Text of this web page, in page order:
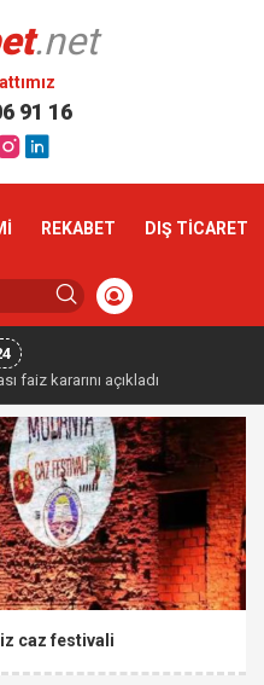
.net
91 16
REKABET DIŞ TİCARET
yükselişle başladı
caz festivali